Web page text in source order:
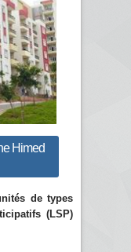
Himed
de types
(LSP)